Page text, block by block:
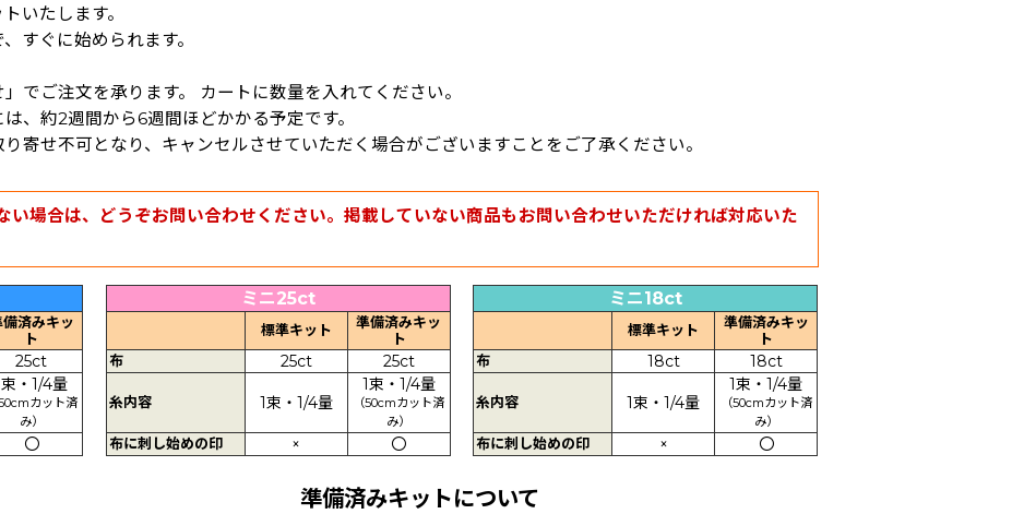
いたします。
すぐに始められます。
でご注文を承ります。 カートに数量を入れてください。
、約2週間から6週間ほどかかる予定です。
寄せ不可となり、キャンセルさせていただく場合がございますことをご了承ください。
い場合は、どうぞお問い合わせください。掲載していない商品もお問い合わせいただければ対応いた
備済みキッ
ト
25ct
・1/4量
50cmカット済
み）
〇
ミニ25ct
標準キット
準備済みキッ
ト
布
25ct 25ct
糸内容 1束・1/4量
1束・1/4量
（50cmカット済
み）
布に刺し始めの印 × 〇
ミニ18ct
標準キット
準備済みキッ
ト
布
18ct 18ct
糸内容 1束・1/4量
1束・1/4量
（50cmカット済
み）
布に刺し始めの印 × 〇
準備済みキットについて